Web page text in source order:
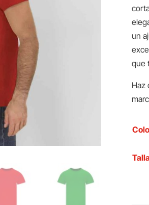
un
que
Haz